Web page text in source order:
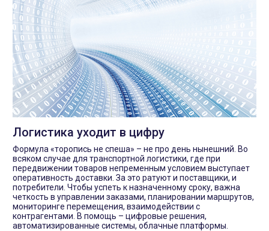
Логистика уходит в цифру
Формула «торопись не спеша» – не про день нынешний. Во
всяком случае для транспортной логистики, где при
передвижении товаров непременным условием выступает
оперативность доставки. За это ратуют и поставщики, и
потребители. Чтобы успеть к назначенному сроку, важна
четкость в управлении заказами, планировании маршрутов,
мониторинге перемещения, взаимодействии с
контрагентами. В помощь – цифровые решения,
автоматизированные системы, облачные платформы.